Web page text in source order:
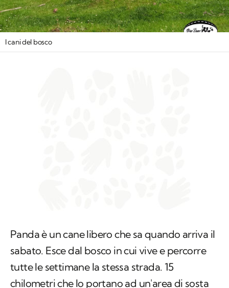
I cani del bosco
Panda è un cane libero che sa quando arriva il
sabato. Esce dal bosco in cui vive e percorre
tutte le settimane la stessa strada. 15
chilometri che lo portano ad un'area di sosta